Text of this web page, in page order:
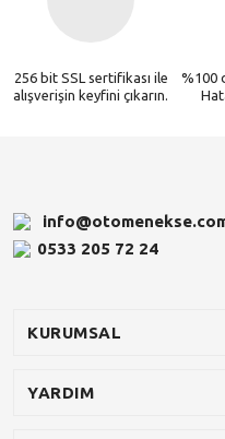
256 bit SSL sertifikası ile
alışverişin keyfini çıkarın.
%100
0533 205 72 24
KURUMSAL
YARDIM